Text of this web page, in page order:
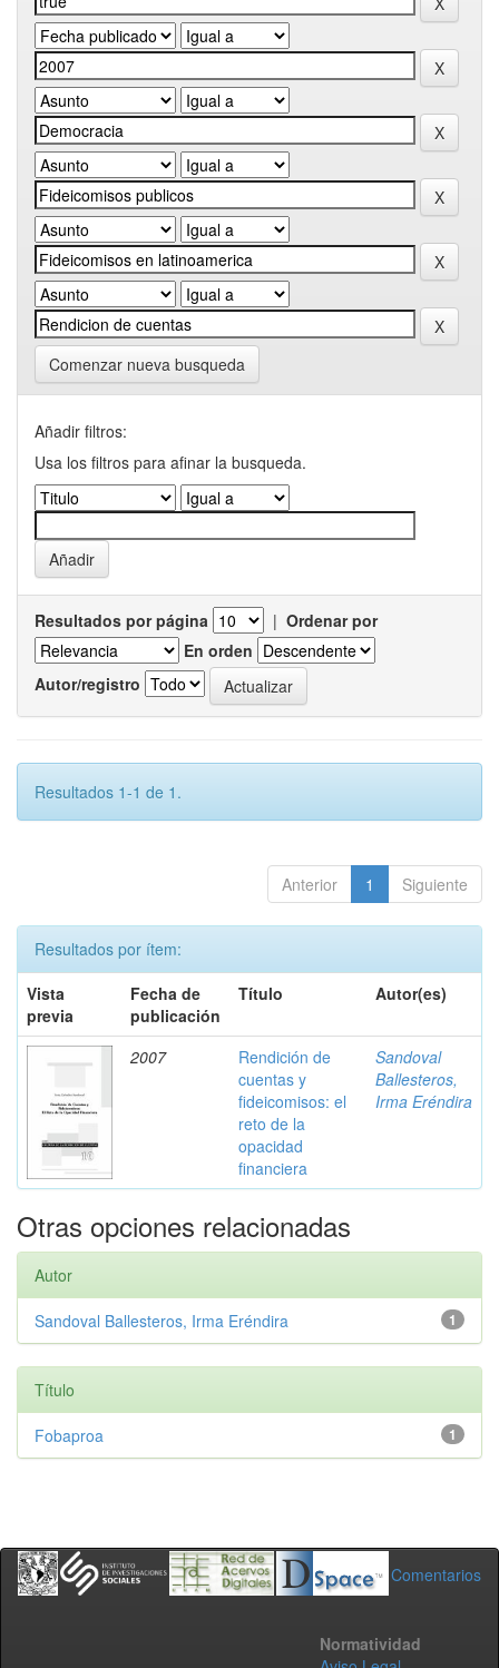
Comenzar nueva busqueda
Añadir filtros:
Usa los filtros para afinar la busqueda.
Resultados por página | Ordenar por
En orden
Autor/registro
Resultados 1-1 de 1.
Anterior 1 Siguiente
Resultados por ítem:
Vista
previa
Fecha de
publicación
Título Autor(es)
2007
Rendición de
cuentas y
fideicomisos: el
reto de la
opacidad
financiera
Sandoval
Ballesteros,
Irma Eréndira
Otras opciones relacionadas
Autor
1
Sandoval Ballesteros, Irma Eréndira
Título
1
Fobaproa
Comentarios
Normatividad